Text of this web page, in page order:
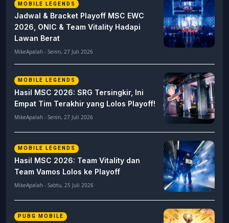
MOBILE LEGENDS
Jadwal & Bracket Playoff MSC EWC
2026, ONIC & Team Vitality Hadapi
Lawan Berat
MikeApalah - Senin, 27 Juli 2026
MOBILE LEGENDS
Hasil MSC 2026: SRG Tersingkir, Ini
Empat Tim Terakhir yang Lolos Playoff!
MikeApalah - Senin, 27 Juli 2026
MOBILE LEGENDS
Hasil MSC 2026: Team Vitality dan
Team Vamos Lolos ke Playoff
MikeApalah - Sabtu, 25 Juli 2026
PUBG MOBILE